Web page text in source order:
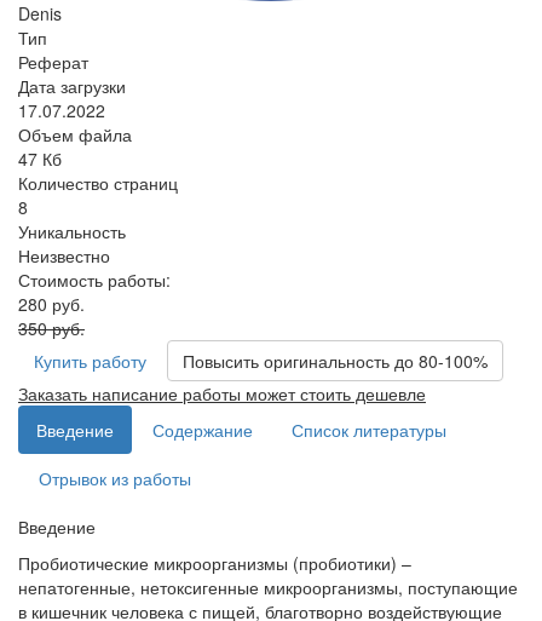
Denis
Тип
Реферат
Дата загрузки
17.07.2022
Объем файла
47 Кб
Количество страниц
8
Уникальность
Неизвестно
Стоимость работы:
280 руб.
350 руб.
Купить работу
Повысить оригинальность до 80-100%
Заказать написание работы может стоить дешевле
Введение
Содержание
Список литературы
Отрывок из работы
Введение
Пробиотические микроорганизмы (пробиотики) –
непатогенные, нетоксигенные микроорганизмы, поступающие
в кишечник человека с пищей, благотворно воздействующие